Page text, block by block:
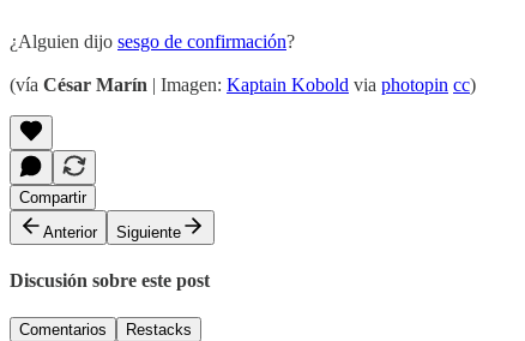
¿Alguien dijo sesgo de confirmación?
(vía César Marín | Imagen: Kaptain Kobold via photopin cc)
Compartir
Anterior
Siguiente
Discusión sobre este post
Comentarios Restacks